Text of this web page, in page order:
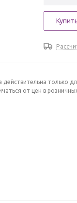
действительна только
от цен в